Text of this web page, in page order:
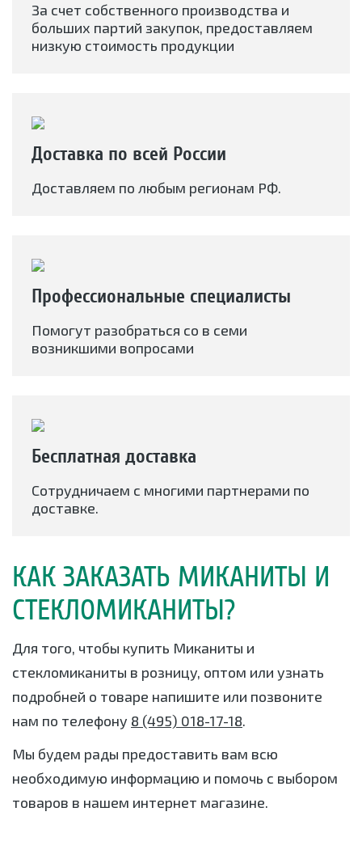
За счет собственного производства и
больших партий закупок, предоставляем
низкую стоимость продукции
Доставка по всей России
Доставляем по любым регионам РФ.
Профессиональные специалисты
Помогут разобраться со в семи
возникшими вопросами
Бесплатная доставка
Сотрудничаем с многими партнерами по
доставке.
КАК ЗАКАЗАТЬ МИКАНИТЫ И
СТЕКЛОМИКАНИТЫ?
Для того, чтобы купить Миканиты и
стекломиканиты в розницу, оптом или узнать
подробней о товаре напишите или позвоните
нам по телефону 8 (495) 018-17-18.
Мы будем рады предоставить вам всю
необходимую информацию и помочь с выбором
товаров в нашем интернет магазине.